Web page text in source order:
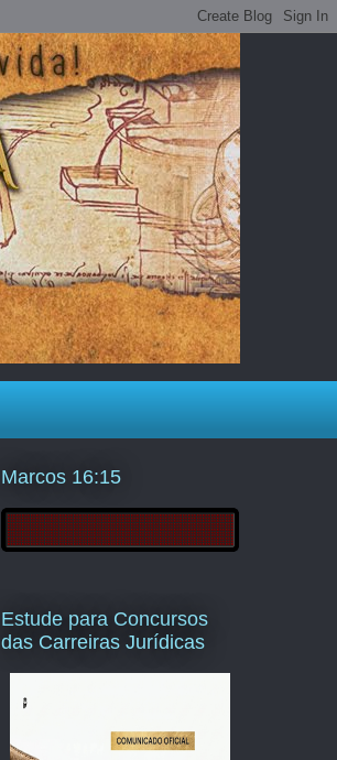
Marcos 16:15
Estude para Concursos
das Carreiras Jurídicas